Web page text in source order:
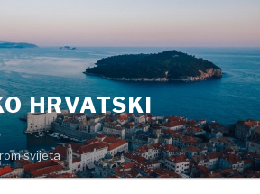
HRVATSKI
svijeta